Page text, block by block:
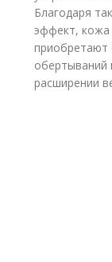
Благодаря
эффект, кожа
приобретают
обертываний
расширении